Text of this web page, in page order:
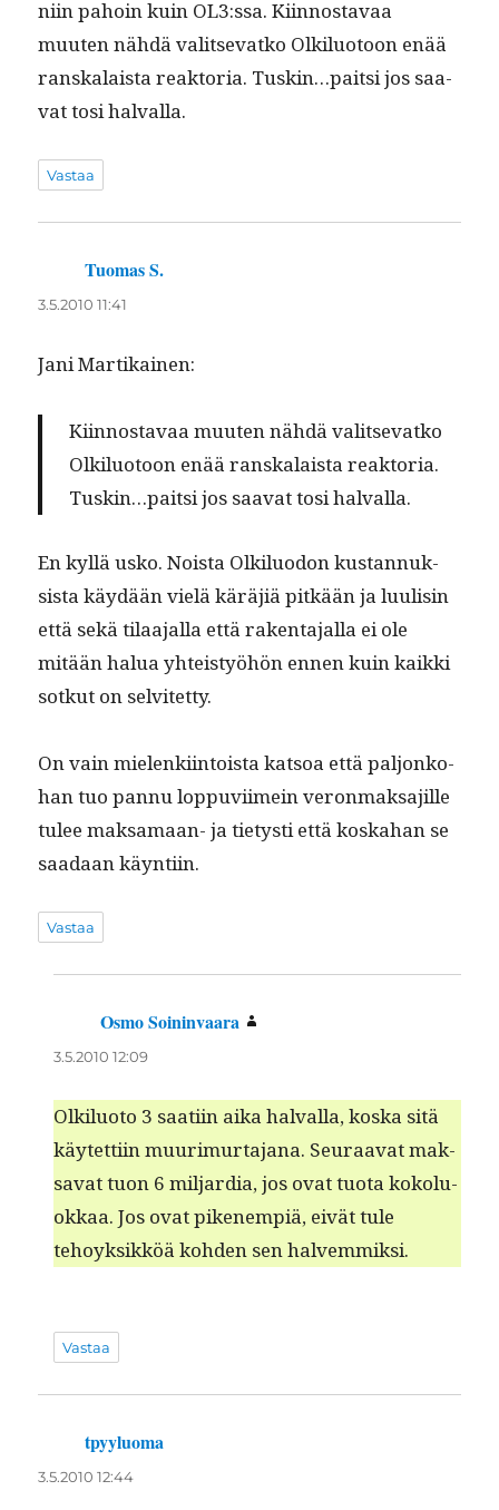
niin pahoin kuin OL3:ssa. Kiin­nos­tavaa
muuten nähdä val­it­se­vatko Olk­ilu­o­toon enää
ran­skalaista reak­to­ria. Tuskin…paitsi jos saa­
vat tosi halvalla.
Vastaa
Tuomas S.
3.5.2010 11:41
Jani Mar­tikainen:
Kiin­nos­tavaa muuten nähdä val­it­se­vatko
Olk­ilu­o­toon enää ran­skalaista reak­to­ria.
Tuskin…paitsi jos saa­vat tosi halvalla.
En kyl­lä usko. Noista Olk­ilu­odon kus­tan­nuk­
sista käy­dään vielä käräjiä pitkään ja luulisin
että sekä tilaa­jal­la että rak­en­ta­jal­la ei ole
mitään halua yhteistyöhön ennen kuin kaik­ki
sotkut on selvitetty.
On vain mie­lenki­in­toista kat­soa että paljonko­
han tuo pan­nu lop­pu­vi­imein veron­mak­sajille
tulee mak­samaan- ja tietysti että koska­han se
saadaan käyntiin.
Vastaa
Osmo Soininvaara
3.5.2010 12:09
Olk­ilu­o­to 3 saati­in aika hal­val­la, kos­ka sitä
käytet­ti­in muurimur­ta­jana. Seu­raa­vat mak­
sa­vat tuon 6 mil­jar­dia, jos ovat tuo­ta kokolu­
okkaa. Jos ovat piken­em­piä, eivät tule
tehoyk­sikköä kohden sen halvemmiksi.
Vastaa
tpyyluoma
3.5.2010 12:44